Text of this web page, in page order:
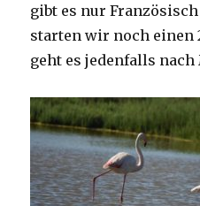
gibt es nur
starten wir noch einen
geht es jedenfalls